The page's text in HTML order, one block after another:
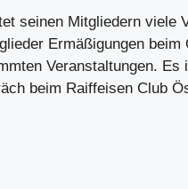
seinen Mitgliedern viele
Ermäßigungen beim
Veranstaltungen.
beim Raiffeisen Club